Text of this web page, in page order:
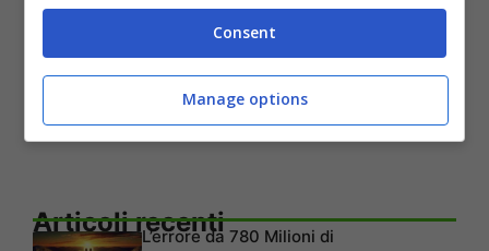
remoto.Se vuoi altre info utili vedi questo
I commenti sono chiusi.
Articoli recentiL’errore da 780 Milioni di
Consent
Manage options